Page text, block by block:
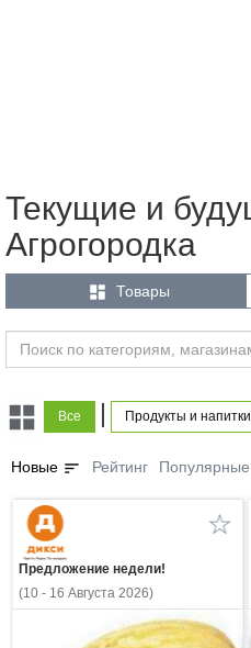
Текущие и
Агрогородка
 Товары
Все Продукты и напитки
Новые sort Рейтинг Популярные
Предложение недели!
(10 - 16 Августа 2026)